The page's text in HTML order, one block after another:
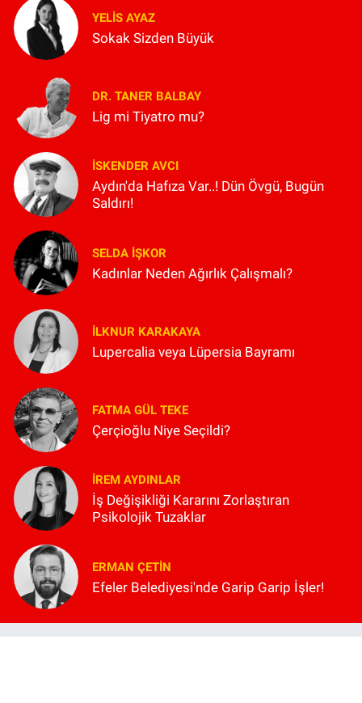
YELIS AYAZ
Sokak Sizden Büyük
DR. TANER BALBAY
Lig mi Tiyatro mu?
İSKENDER AVCI
Aydın'da Hafıza Var..! Dün Övgü, Bugün
Saldırı!
SELDA İŞKOR
Kadınlar Neden Ağırlık Çalışmalı?
İLKNUR KARAKAYA
Lupercalia veya Lüpersia Bayramı
FATMA GÜL TEKE
Çerçioğlu Niye Seçildi?
İREM AYDINLAR
İş Değişikliği Kararını Zorlaştıran
Psikolojik Tuzaklar
ERMAN ÇETIN
Efeler Belediyesi'nde Garip Garip İşler!